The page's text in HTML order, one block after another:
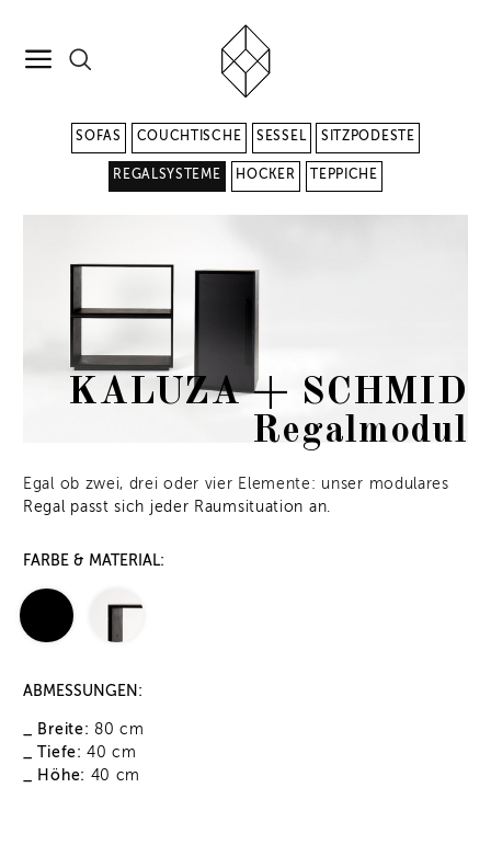
SOFAS COUCHTISCHE SESSEL SITZPODESTE
REGALSYSTEME HOCKER TEPPICHE
KALUZA + SCHMID
Regalmodul
Egal ob zwei, drei oder vier Elemente: unser modulares
Regal passt sich jeder Raumsituation an.
FARBE & MATERIAL:
ABMESSUNGEN:
_ Breite: 80 cm
_ Tiefe: 40 cm
_ Höhe: 40 cm